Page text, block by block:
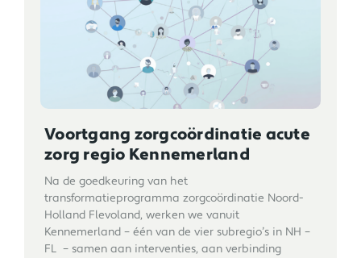
Voortgang zorgcoördinatie acute
zorg regio Kennemerland
Na de goedkeuring van het
transformatieprogramma zorgcoördinatie Noord-
Holland Flevoland, werken we vanuit
Kennemerland – één van de vier subregio’s in NH –
FL – samen aan interventies, aan verbinding